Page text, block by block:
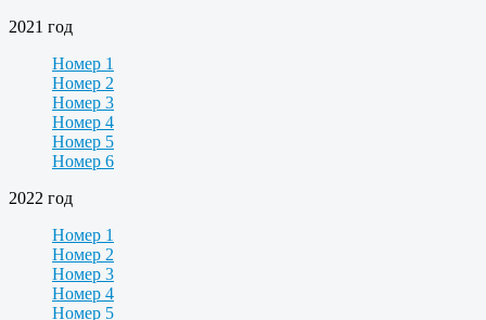
2021 год
Номер 1
Номер 2
Номер 3
Номер 4
Номер 5
Номер 6
2022 год
Номер 1
Номер 2
Номер 3
Номер 4
Номер 5